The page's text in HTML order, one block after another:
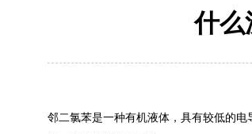
什么
邻二氯苯是一种有机液体，具有较低的